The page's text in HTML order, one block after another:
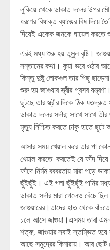
লুকিয়ে থেকে ডাকাত দলের উপর
ধরণের বিষাক্ত ব্যাঙের বিষ দিয়ে
দিয়েই একেক জনকে ঘায়েল করতে
এরই মধ্য শুরু হয় তুমুল বৃষ্টি।
সন্তানের কথা। কূয়া ভরে ওঠার
কিন্তু দুষ্টু লোকগুল তার পিছু
শুরু হয় জাগুয়ার স্ত্রীর প্রসব
ছুটছে তার স্ত্রীর দিকে ঠিক
ডাকাত দলের সর্দার; সাথে সাথে
মৃত্যু নিশ্চিত করতে চাকু হাতে ছুটে
আসার সময় খেয়াল করে তার পা
খেয়াল করতে করতেই যে ফাঁদ
ফাঁদে নির্মম বববরতায় মারা পড়ে
ছুঁইছুঁই। এই গলা ছুঁইছুঁই পানির
ডাকাত সর্দার মারা গেলেও বেঁচে
জাগুয়ারের।তাদের হাত থেকে
চলে আসে জাগুয়া।এসময় তারা
শত্রু, জাগুয়ার সবাই স্তম্ভিত হয়ে
আছে সমুদ্রের কিনারায়। আর ছোট